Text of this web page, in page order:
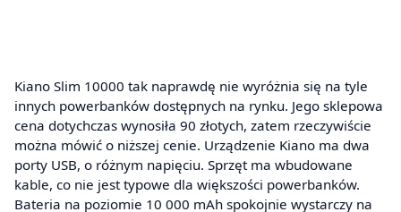
Kiano Slim 10000 tak naprawdę nie wyróżnia się na tyle
innych powerbanków dostępnych na rynku. Jego sklepowa
cena dotychczas wynosiła 90 złotych, zatem rzeczywiście
można mówić o niższej cenie. Urządzenie Kiano ma dwa
porty USB, o różnym napięciu. Sprzęt ma wbudowane
kable, co nie jest typowe dla większości powerbanków.
Bateria na poziomie 10 000 mAh spokojnie wystarczy na